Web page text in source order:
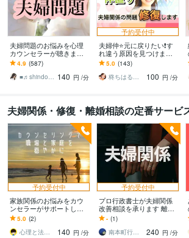
夫婦問題のお悩みを心理
カウンセラーが聴きます
この先どうするべきなの
か、プロと一緒に見つけ
てみませんか？
4.9 (587)
■♬shindoe Room♬■ 140 円 /分
予約受付中
夫婦仲⭐️元に戻りたい❗️す
れ違う原因を見つけます
夫婦問題／離婚／別居／
浮気／レス／不倫／愚痴
／借金／相談
5.0 (143)
柊ちはる❤️主婦のお悩み相談Room❤️
100 円 /分
夫婦関係・修復・離婚相談の定番サービ
予約受付中
家族関係のお悩みをカウ
ンセラーがサポートしま
す 気持ちに合わせて☆モ
ヤモヤ発散・思考の整
理・関係分析・対処法
5.0 (2)
心理と法務のカウンセラー
140 円 /分
予約受付中
プロ行政書士が夫婦関係
改善相談を承ります 離
婚、婚前契約書の作成を
はじめ様々な夫婦問題を
扱う専門家
- (1)
南本町行政書士事務所
240 円 /分